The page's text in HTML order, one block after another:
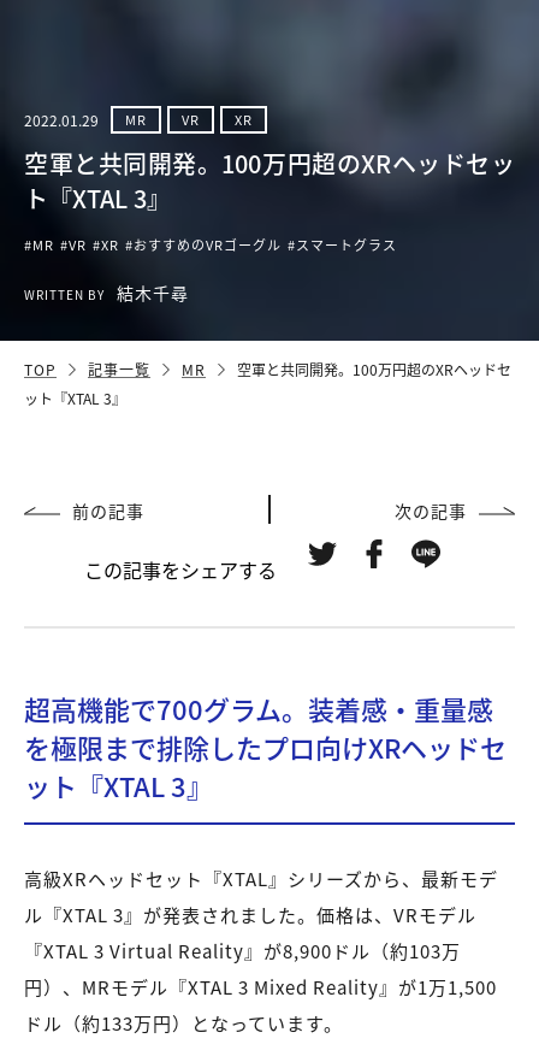
2022.01.29 MR VR XR
空軍と共同開発。100万円超のXRヘッドセッ
ト『XTAL 3』
#MR #VR #XR #おすすめのVRゴーグル #スマートグラス
WRITTEN BY 結木千尋
TOP 記事一覧 MR
空軍と共同開発。100万円超のXRヘッドセ
ット『XTAL 3』
前の記事 次の記事
この記事をシェアする
超高機能で700グラム。装着感・重量感
を極限まで排除したプロ向けXRヘッドセ
ット『XTAL 3』
高級XRヘッドセット『XTAL』シリーズから、最新モデ
ル『XTAL 3』が発表されました。価格は、VRモデル
『XTAL 3 Virtual Reality』が8,900ドル（約103万
円）、MRモデル『XTAL 3 Mixed Reality』が1万1,500
ドル（約133万円）となっています。